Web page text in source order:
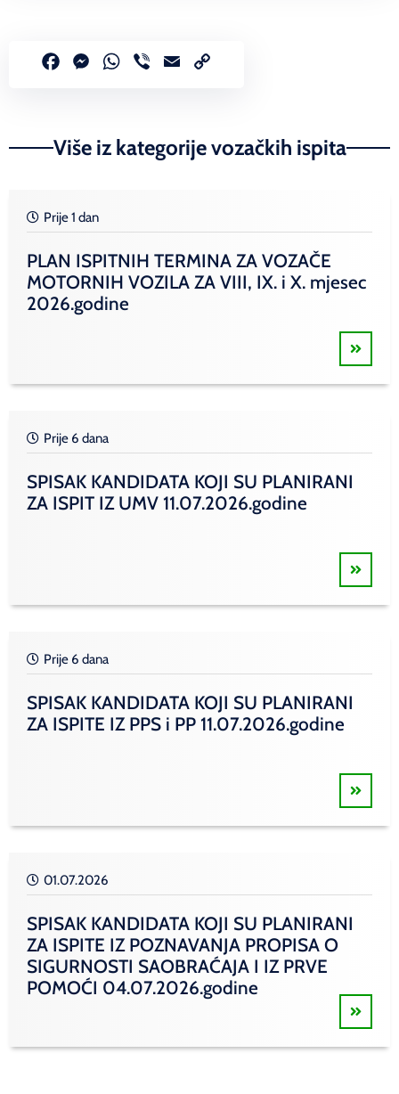
FacebookMessenger
WhatsApp
Viber Email
Više iz kategorije vozačkih ispita
Prije 1 dan
PLAN ISPITNIH TERMINA ZA VOZAČE
MOTORNIH VOZILA ZA VIII, IX. i X. mjesec
2026.godine
Prije 6 dana
SPISAK KANDIDATA KOJI SU PLANIRANI
ZA ISPIT IZ UMV 11.07.2026.godine
Prije 6 dana
SPISAK KANDIDATA KOJI SU PLANIRANI
ZA ISPITE IZ PPS i PP 11.07.2026.godine
01.07.2026
SPISAK KANDIDATA KOJI SU PLANIRANI
ZA ISPITE IZ POZNAVANJA PROPISA O
SIGURNOSTI SAOBRAĆAJA I IZ PRVE
POMOĆI 04.07.2026.godine